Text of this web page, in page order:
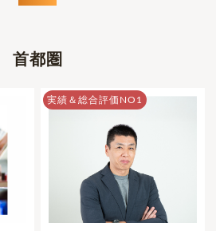
首都圏
実績＆総合評価NO1